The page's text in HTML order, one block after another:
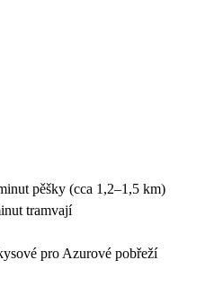
pěšky (cca 1,2–1,5 km)
tramvají
pro Azurové pobřeží